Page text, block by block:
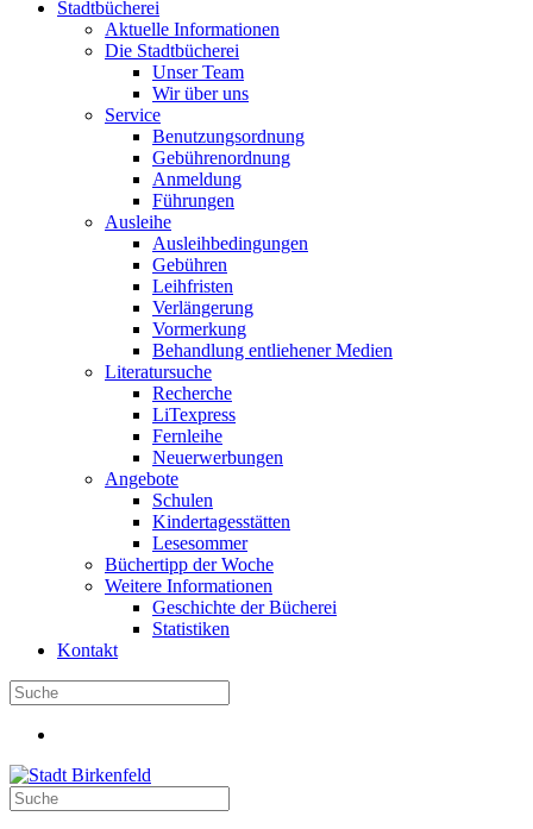
Stadtbücherei
Aktuelle Informationen
Die Stadtbücherei
Unser Team
Wir über uns
Service
Benutzungsordnung
Gebührenordnung
Anmeldung
Führungen
Ausleihe
Ausleihbedingungen
Gebühren
Leihfristen
Verlängerung
Vormerkung
Behandlung entliehener Medien
Literatursuche
Recherche
LiTexpress
Fernleihe
Neuerwerbungen
Angebote
Schulen
Kindertagesstätten
Lesesommer
Büchertipp der Woche
Weitere Informationen
Geschichte der Bücherei
Statistiken
Kontakt